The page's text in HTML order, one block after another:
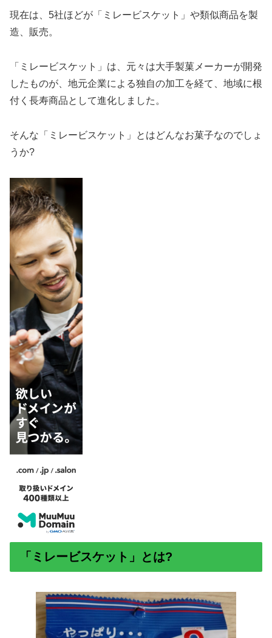
現在は、5社ほどが「ミレービスケット」や類似商品を製
造、販売。
「ミレービスケット」は、元々は大手製菓メーカーが開発
したものが、地元企業による独自の加工を経て、地域に根
付く長寿商品として進化しました。
そんな「ミレービスケット」とはどんなお菓子なのでしょ
うか?
「ミレービスケット」とは?